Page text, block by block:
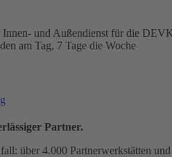
Innen- und Außendienst für die
am Tag, 7 Tage die Woche
Partner.
über 4.000 Partnerwerkstätten